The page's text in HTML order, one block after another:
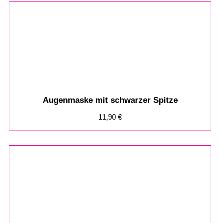
Augenmaske mit schwarzer Spitze
11,90 €